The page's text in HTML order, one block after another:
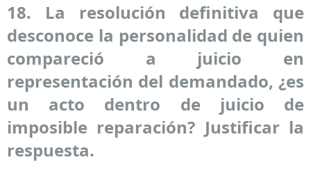
18. La resolución definitiva que
desconoce la personalidad de quien
compareció a juicio en
representación del demandado, ¿es
un acto dentro de juicio de
imposible reparación? Justificar la
respuesta.